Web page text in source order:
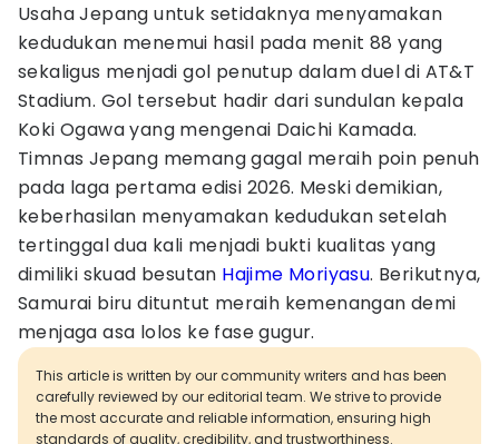
Usaha Jepang untuk setidaknya menyamakan
kedudukan menemui hasil pada menit 88 yang
sekaligus menjadi gol penutup dalam duel di AT&T
Stadium. Gol tersebut hadir dari sundulan kepala
Koki Ogawa yang mengenai Daichi Kamada.
Timnas Jepang memang gagal meraih poin penuh
pada laga pertama edisi 2026. Meski demikian,
keberhasilan menyamakan kedudukan setelah
tertinggal dua kali menjadi bukti kualitas yang
dimiliki skuad besutan Hajime Moriyasu. Berikutnya,
Samurai biru dituntut meraih kemenangan demi
menjaga asa lolos ke fase gugur.
This article is written by our community writers and has been
carefully reviewed by our editorial team. We strive to provide
the most accurate and reliable information, ensuring high
standards of quality, credibility, and trustworthiness.